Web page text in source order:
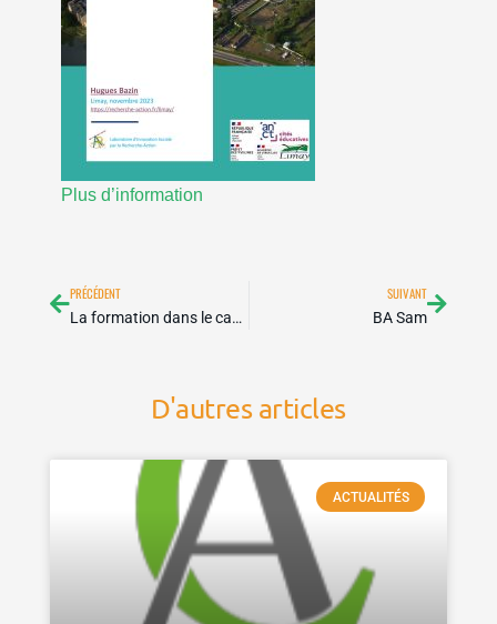
Plus d’information
PRÉCÉDENT
La formation dans le cadre de la recherche biographique – Enjeux, impacts et perspectives
SUIVANT
BA Sam
D'autres articles
ACTUALITÉS